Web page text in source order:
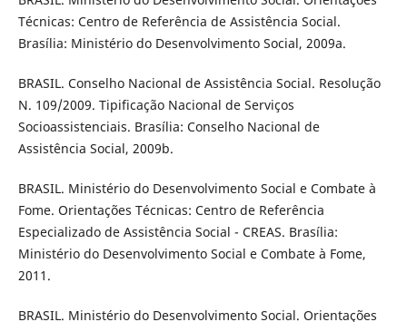
Técnicas: Centro de Referência de Assistência Social.
Brasília: Ministério do Desenvolvimento Social, 2009a.
BRASIL. Conselho Nacional de Assistência Social. Resolução
N. 109/2009. Tipificação Nacional de Serviços
Socioassistenciais. Brasília: Conselho Nacional de
Assistência Social, 2009b.
BRASIL. Ministério do Desenvolvimento Social e Combate à
Fome. Orientações Técnicas: Centro de Referência
Especializado de Assistência Social - CREAS. Brasília:
Ministério do Desenvolvimento Social e Combate à Fome,
2011.
BRASIL. Ministério do Desenvolvimento Social. Orientações